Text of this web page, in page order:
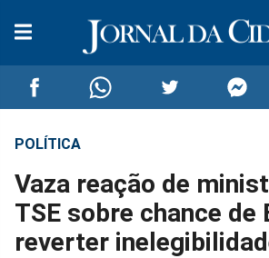
Compartilhar
no
Facebook
Compartilhar
no
Whatsapp
no
Twitter
no
POLÍTICA
Vaza reação de
TSE sobre chance de
reverter